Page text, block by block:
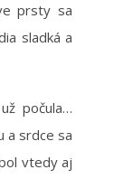
prsty sa
sladká a
počula…
a srdce sa
vtedy aj